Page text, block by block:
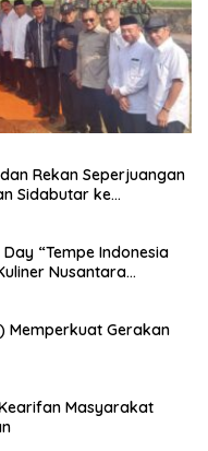
Rekan Seperjuangan
Sidabutar ke
“Tempe Indonesia
Nusantara
Memperkuat Gerakan
Masyarakat